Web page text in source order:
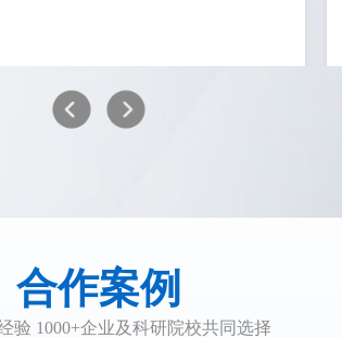
合作案例
验 1000+企业及科研院校共同选择